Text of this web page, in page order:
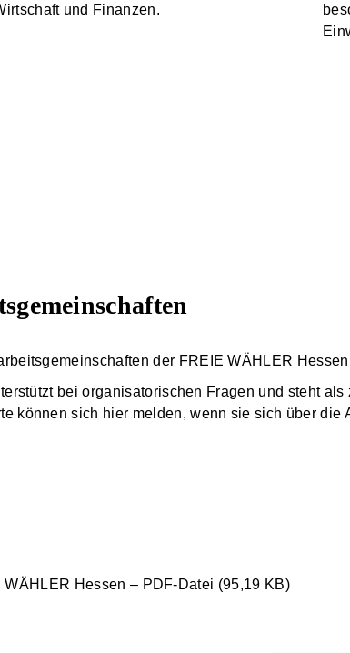
und Finanzen.
der FREIE WÄHLER
bei organisatorischen Fragen und steht
können sich hier melden, wenn sie sich über die
Hessen – PDF-Datei (95,19 KB)